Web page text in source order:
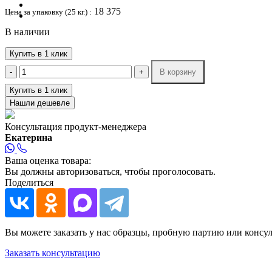
Цена за упаковку (25 кг.) : 18 375
В наличии
Купить в 1 клик
-
+
В корзину
Купить в 1 клик
Нашли дешевле
Консультация продукт-менеджера
Екатерина
Ваша оценка товара:
Вы должны авторизоваться, чтобы проголосовать.
Поделиться
Вы можете заказать у нас образцы, пробную партию или
Заказать консультацию